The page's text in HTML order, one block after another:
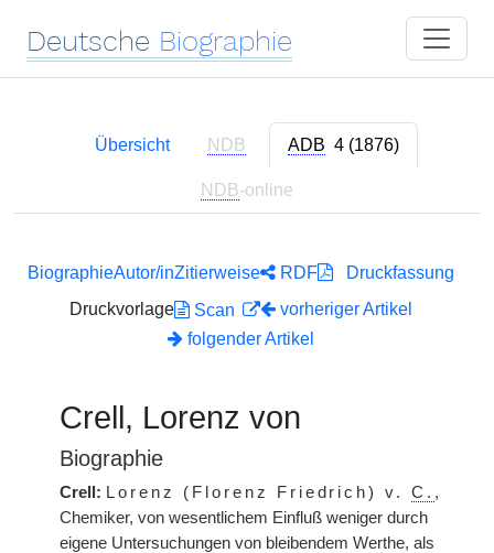
Deutsche Biographie
Übersicht NDB ADB 4 (1876)
NDB-online
BiographieAutor/inZitierweise RDF
Druckfassung
Druckvorlage
Scan
vorheriger Artikel
folgender Artikel
Crell, Lorenz von
Biographie
Crell: Lorenz (Florenz Friedrich) v.C. ,
Chemiker, von wesentlichem Einfluß weniger durch
eigene Untersuchungen von bleibendem Werthe, als